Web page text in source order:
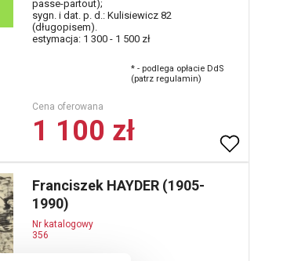
passe-partout);
sygn. i dat. p. d.: Kulisiewicz 82
(długopisem).
estymacja: 1 300 - 1 500 zł
Cena oferowana
1 100 zł
* - podlega opłacie DdS
(patrz regulamin)
Franciszek HAYDER (1905-
1990)
Nr katalogowy
356